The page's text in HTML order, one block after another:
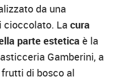
da una
cioccolato. La cura
parte estetica è la
Gamberini, a
di bosco al